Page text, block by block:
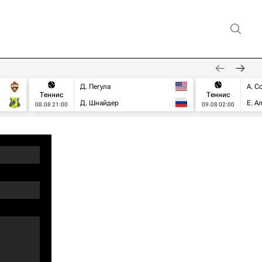
Теннис
08.08 21:00
Д. Пегула
Д. Шнайдер
Теннис
09.08 02:00
А.
Е.